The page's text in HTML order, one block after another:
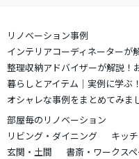
リノベーション事例
インテリアコーディネーターが
整理収納アドバイザーが解説！
暮らしとアイテム｜実例に学ぶ！
オシャレな事例をまとめてみま
部屋毎のリノベーション
リビング・ダイニング
キッ
玄関・土間
書斎・ワークス